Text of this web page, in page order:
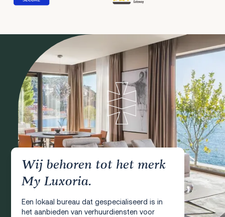
Wij behoren tot het merk
My Luxoria.
Een lokaal bureau dat gespecialiseerd is in
het aanbieden van verhuurdiensten voor